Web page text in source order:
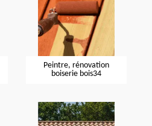
Peintre, rénovation
boiserie bois34